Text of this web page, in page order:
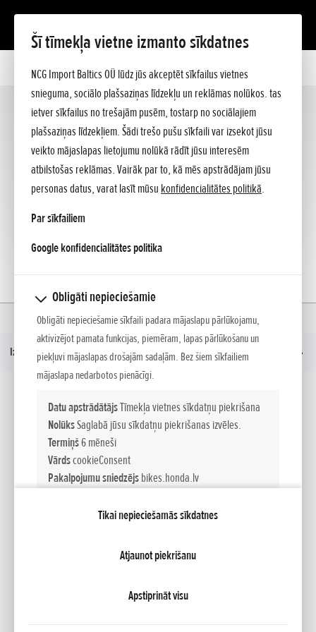
Šī tīmekļa vietne izmanto sīkdatnes
NCG Import Baltics OÜ lūdz jūs akceptēt sīkfailus vietnes
snieguma, sociālo plašsaziņas līdzekļu un reklāmas nolūkos. tas
ietver sīkfailus no trešajām pusēm, tostarp no sociālajiem
plašsaziņas līdzekļiem. Šādi trešo pušu sīkfaili var izsekot jūsu
veikto mājaslapas lietojumu nolūkā rādīt jūsu interesēm
atbilstošas reklāmas. Vairāk par to, kā mēs apstrādājam jūsu
personas datus, varat lasīt mūsu konfidencialitātes politikā.
Par sīkfailiem
Google konfidencialitātes politikaopens in a new tab
Obligāti nepieciešamie
Obligāti nepieciešamie sīkfaili padara mājaslapu pārlūkojamu,
aktivizējot pamata funkcijas, piemēram, lapas pārlūkošanu un
piekļuvi mājaslapas drošajām sadaļām. Bez šiem sīkfailiem
mājaslapa nedarbotos pienācīgi.
Datu apstrādātājsTīmekļa vietnes sīkdatņu piekrišana
NolūksSaglabā jūsu sīkdatņu piekrišanas izvēles.
Termiņš6 mēneši
VārdscookieConsent
Pakalpojumu sniedzējsbikes.honda.lv
Datu apstrādātājsTīmekļa vietnes sesija
tīmekļa vietnes funkciju darbību.
Pakalpojumu sniedzējs
bikes.honda.lv
Tikai nepieciešamās sīkdatnes
Atjaunot piekrišanu
Apstiprināt visu
Motorolleri/125cc
ATV
Offroad
ATV(1)
Modelis
Izvēlne
Facebook
Līzings Mana Honda Honda RoadSync